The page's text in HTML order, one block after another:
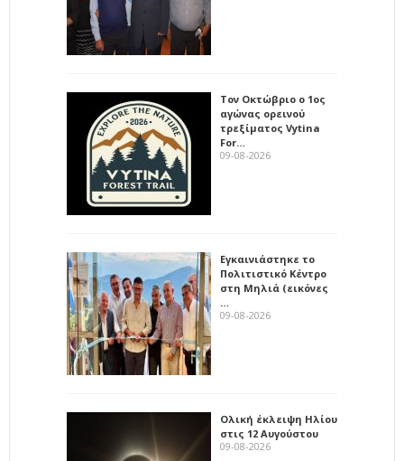
Τον Οκτώβριο ο 1ος
αγώνας ορεινού
τρεξίματος Vytina
For…
09-08-2026
Εγκαινιάστηκε το
Πολιτιστικό Κέντρο
στη Μηλιά (εικόνες
…
09-08-2026
Ολική έκλειψη Ηλίου
στις 12 Αυγούστου
09-08-2026